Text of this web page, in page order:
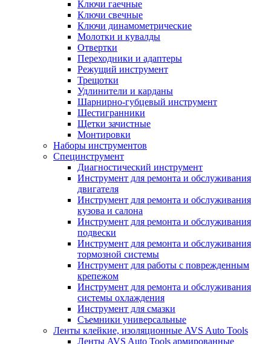
Ключи гаечные
Ключи свечные
Ключи динамометрические
Молотки и кувалды
Отвертки
Переходники и адаптеры
Режущий инструмент
Трещотки
Удлинители и карданы
Шарнирно-губцевый инструмент
Шестигранники
Щетки зачистные
Монтировки
Наборы инструментов
Специнструмент
Диагностический инструмент
Инструмент для ремонта и обслуживания
двигателя
Инструмент для ремонта и обслуживания
кузова и салона
Инструмент для ремонта и обслуживания
подвески
Инструмент для ремонта и обслуживания
тормозной системы
Инструмент для работы с поврежденным
крепежом
Инструмент для ремонта и обслуживания
системы охлаждения
Инструмент для смазки
Съемники универсальные
Ленты клейкие, изоляционные AVS Auto Tools
Ленты AVS Auto Tools армированные